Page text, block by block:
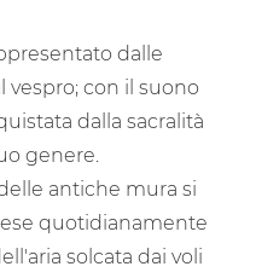
dalle
con il suono
dalla sacralità
genere.
antiche mura si
quotidianamente
solcata dai voli